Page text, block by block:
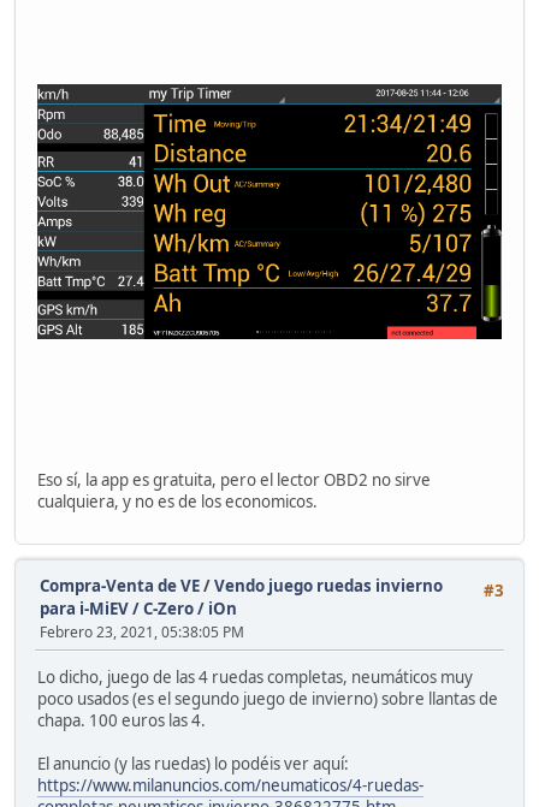
Eso sí, la app es gratuita, pero el lector OBD2 no sirve
cualquiera, y no es de los economicos.
#3
Compra-Venta de VE/Vendo juego ruedas invierno
para i-MiEV / C-Zero / iOn
Febrero 23, 2021, 05:38:05 PM
Lo dicho, juego de las 4 ruedas completas, neumáticos muy
poco usados (es el segundo juego de invierno) sobre llantas de
chapa. 100 euros las 4.
El anuncio (y las ruedas) lo podéis ver aquí:
https://www.milanuncios.com/neumaticos/4-ruedas-